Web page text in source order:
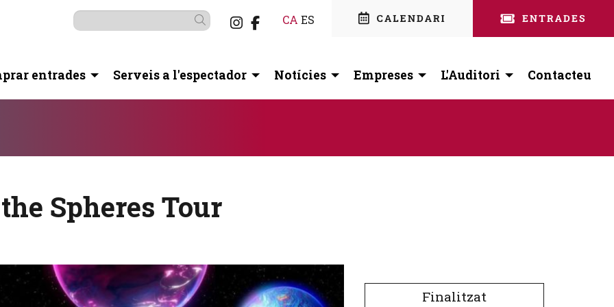
CA ES
Link a instagram
Link a facebook
Cercar
entrades Serveis a l'espectador Notícies Empreses L'Auditori Contacteu
Spheres Tour
Finalitzat